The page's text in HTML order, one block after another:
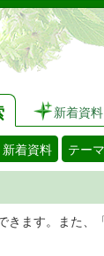
新着資料
新着資料 テー
きます。また